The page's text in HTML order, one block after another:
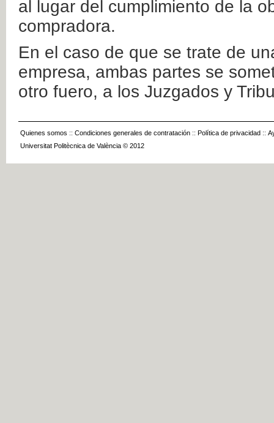
al lugar del cumplimiento de la
compradora.
En el caso de que se trate de
empresa, ambas partes se
otro fuero, a los Juzgados y
Quienes somos :: Condiciones generales de contratación :: Política de privacidad ::
Universitat Politècnica de València © 2012